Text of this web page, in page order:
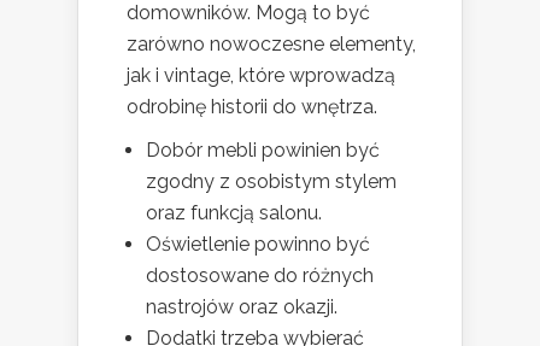
domowników. Mogą to być
zarówno nowoczesne elementy,
jak i vintage, które wprowadzą
odrobinę historii do wnętrza.
Dobór mebli powinien być
zgodny z osobistym stylem
oraz funkcją salonu.
Oświetlenie powinno być
dostosowane do różnych
nastrojów oraz okazji.
Dodatki trzeba wybierać